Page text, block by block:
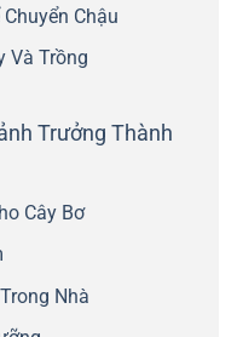
Chậu
Và Trồng
Trưởng Thành
Cây Bơ
Nhà